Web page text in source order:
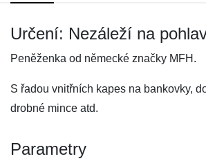
Určení: Nezáleží na
Peněženka od německé značky MFH.
S řadou vnitřních kapes na bankovky,
drobné mince atd.
Parametry